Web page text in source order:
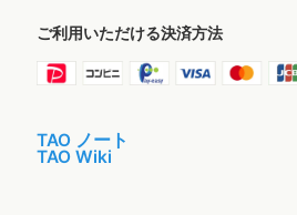
ご利用いただける決済方法
TAO ノート
TAO Wiki